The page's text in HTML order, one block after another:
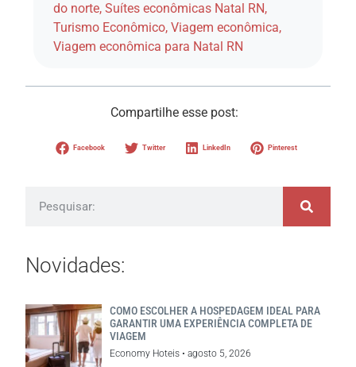
do norte, Suítes econômicas Natal RN,
Turismo Econômico, Viagem econômica,
Viagem econômica para Natal RN
Compartilhe esse post:
Facebook Twitter LinkedIn Pinterest
Novidades:
COMO ESCOLHER A HOSPEDAGEM IDEAL PARA
GARANTIR UMA EXPERIÊNCIA COMPLETA DE
VIAGEM
Economy Hoteis agosto 5, 2026